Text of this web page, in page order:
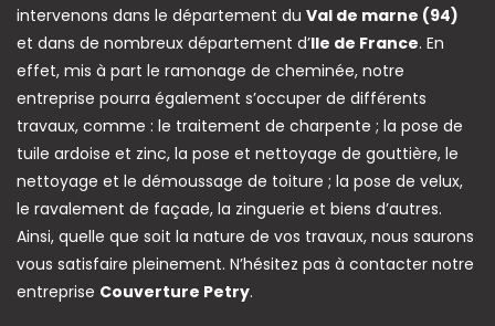
intervenons dans le département du Val de marne (94)
et dans de nombreux département d’Ile de France. En
effet, mis à part le ramonage de cheminée, notre
entreprise pourra également s’occuper de différents
travaux, comme : le traitement de charpente ; la pose de
tuile ardoise et zinc, la pose et nettoyage de gouttière, le
nettoyage et le démoussage de toiture ; la pose de velux,
le ravalement de façade, la zinguerie et biens d’autres.
Ainsi, quelle que soit la nature de vos travaux, nous saurons
vous satisfaire pleinement. N’hésitez pas à contacter notre
entreprise Couverture Petry.